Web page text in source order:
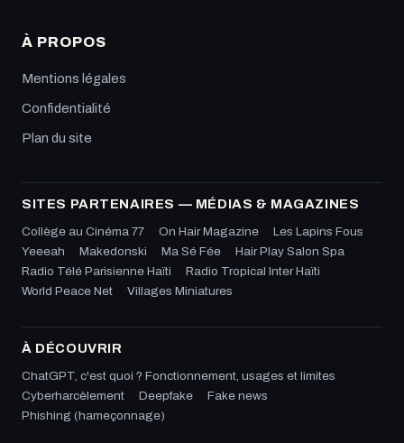
À PROPOS
Mentions légales
Confidentialité
Plan du site
SITES PARTENAIRES — MÉDIAS & MAGAZINES
Collège au Cinéma 77 On Hair Magazine
Les Lapins Fous
Yeeeah
Makedonski Ma Sé Fée
Hair Play Salon Spa
Radio Télé Parisienne Haïti
Radio Tropical Inter Haïti
World Peace Net
Villages Miniatures
À DÉCOUVRIR
ChatGPT, c'est quoi ? Fonctionnement, usages et limites
Cyberharcèlement
Deepfake
Fake news
Phishing (hameçonnage)